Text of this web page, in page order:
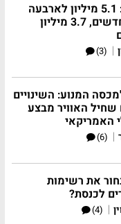
בורוכוב: 5.1 מיליון לארבעה
חדרים חדשים, 3.7 מיליון
|
(3)
המנוע: השינויים
שחיל האוויר מבצע
האמריקאי
|
(6)
את רשימות
לכנסת?
|
(4)